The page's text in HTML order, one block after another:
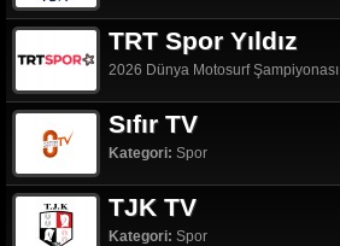
TRT Spor Yıldız
2026 Dünya Motosurf Şampiyonası
Sıfır TV
Kategori: Spor
TJK TV
Kategori: Spor